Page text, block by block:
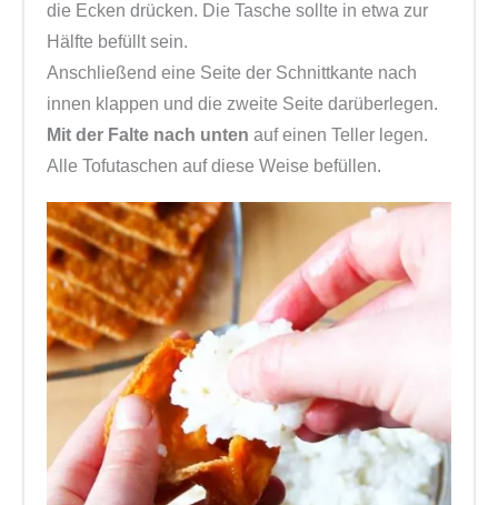
die Ecken drücken. Die Tasche sollte in etwa zur
Hälfte befüllt sein.
Anschließend eine Seite der Schnittkante nach
innen klappen und die zweite Seite darüberlegen.
Mit der Falte nach unten auf einen Teller legen.
Alle Tofutaschen auf diese Weise befüllen.